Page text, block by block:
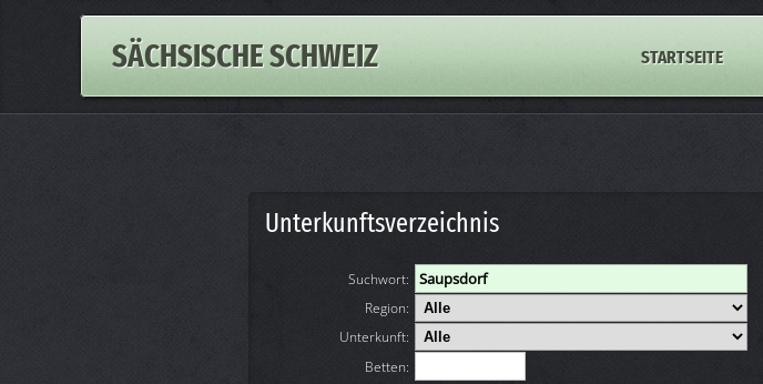
SÄCHSISCHE SCHWEIZ STARTSEITE
Unterkunftsverzeichnis
Suchwort:
Region:
Unterkunft:
Betten: